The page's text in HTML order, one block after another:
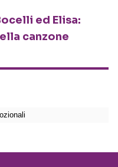
ed Elisa:
canzone